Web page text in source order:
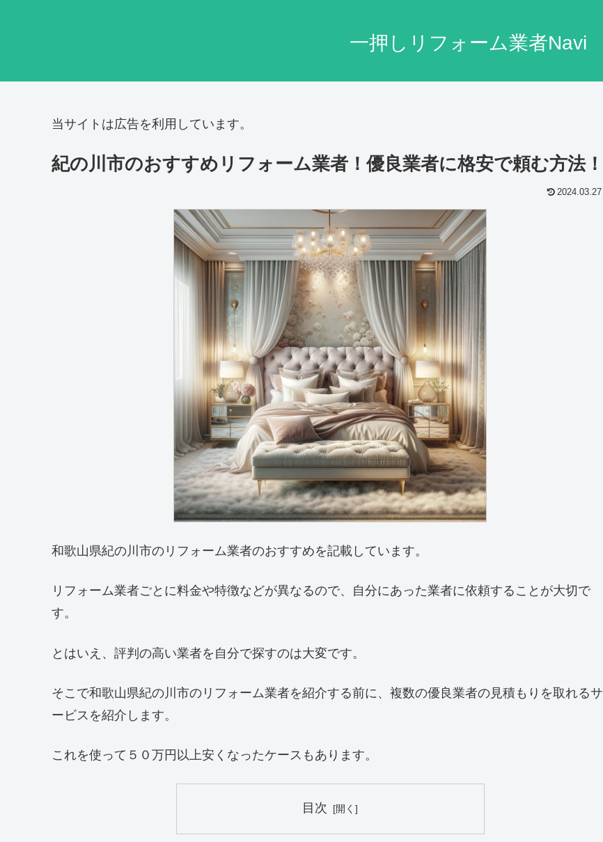
一押しリフォーム業者Navi
当サイトは広告を利用しています。
紀の川市のおすすめリフォーム業者！優良業者に格安で頼む方法！
2024.03.27
和歌山県紀の川市のリフォーム業者のおすすめを記載しています。
リフォーム業者ごとに料金や特徴などが異なるので、自分にあった業者に依頼することが大切で
す。
とはいえ、評判の高い業者を自分で探すのは大変です。
そこで和歌山県紀の川市のリフォーム業者を紹介する前に、複数の優良業者の見積もりを取れるサ
ービスを紹介します。
これを使って５０万円以上安くなったケースもあります。
目次